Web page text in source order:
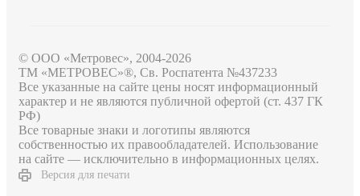
© ООО «Метровес», 2004-2026
ТМ «МЕТРОВЕС»®, Св. Роспатента №4​3​7​2​3​3
Все указанные на сайте цены носят информационный
характер и не являются публичной офертой (ст. 437 ГК
РФ)
Все товарные знаки и логотипы являются
собственностью их правообладателей. Использование
на сайте — исключительно в информационных целях.
Версия для печати